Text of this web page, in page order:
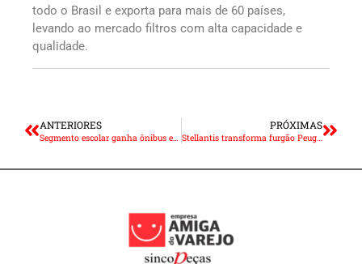
todo o Brasil e exporta para mais de 60 países,
levando ao mercado filtros com alta capacidade e
qualidade.
ANTERIORES PRÓXIMAS
Stellantis transforma furgão Peugeot Partner em elétrico